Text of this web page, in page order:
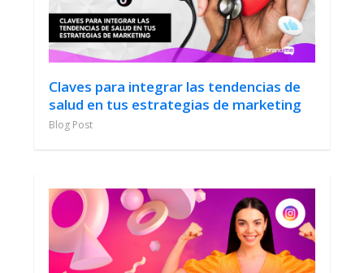
Claves para integrar las tendencias de
salud en tus estrategias de marketing
Blog Post